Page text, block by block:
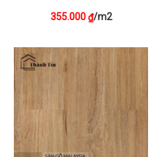
355.000₫/m2